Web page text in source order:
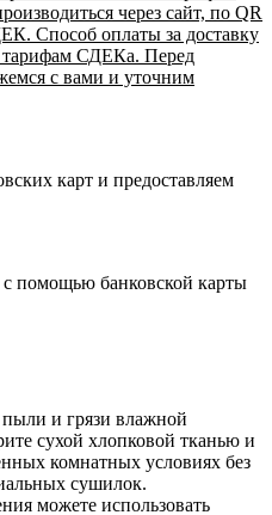
через сайт, по QR
Способ оплаты за доставку
СДЕКа. Перед
с вами и уточним
карт и предоставляем
помощью банковской карты
пыли и грязи влажной
сухой хлопковой тканью и
комнатных условиях без
сушилок.
можете использовать